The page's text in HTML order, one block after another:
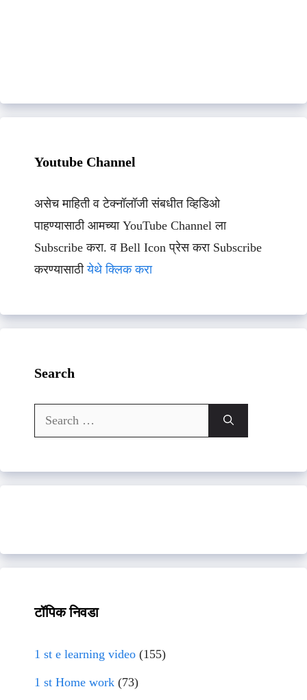
Youtube Channel
असेच माहिती व टेक्नॉलॉजी संबधीत व्हिडिओ
पाहण्यासाठी आमच्या YouTube Channel ला
Subscribe करा. व Bell Icon प्रेस करा Subscribe
करण्यासाठीयेथे क्लिक करा
Search
Search
for:
टॉपिक निवडा
1 st e learning video (155)
1 st Home work (73)